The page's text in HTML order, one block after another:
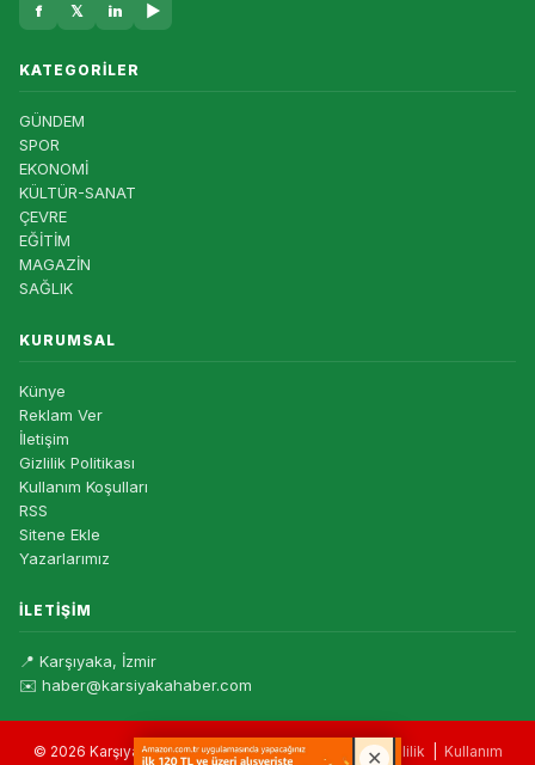
f 𝕏 in ▶
KATEGORILER
GÜNDEM
SPOR
EKONOMİ
KÜLTÜR-SANAT
ÇEVRE
EĞİTİM
MAGAZİN
SAĞLIK
KURUMSAL
Künye
Reklam Ver
İletişim
Gizlilik Politikası
Kullanım Koşulları
RSS
Sitene Ekle
Yazarlarımız
İLETIŞIM
📍 Karşıyaka, İzmir
✉️ haber@karsiyakahaber.com
© 2026 Karşıyaka Haber — Tüm hakları saklıdır. |Gizlilik Kullanım